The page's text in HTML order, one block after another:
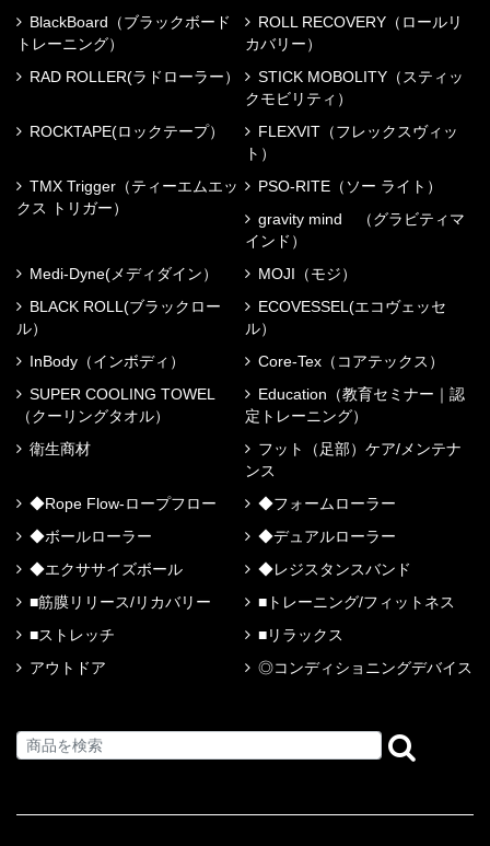
BlackBoard（ブラックボード
トレーニング）
ROLL RECOVERY（ロールリ
カバリー）
RAD ROLLER(ラドローラー）
STICK MOBOLITY（スティッ
クモビリティ）
ROCKTAPE(ロックテープ）
FLEXVIT（フレックスヴィッ
ト）
TMX Trigger（ティーエムエッ
クス トリガー）
PSO-RITE（ソー ライト）
gravity mind （グラビティマ
インド）
Medi-Dyne(メディダイン）
MOJI（モジ）
BLACK ROLL(ブラックロー
ル）
ECOVESSEL(エコヴェッセ
ル）
InBody（インボディ）
Core-Tex（コアテックス）
SUPER COOLING TOWEL
（クーリングタオル）
Education（教育セミナー｜認
定トレーニング）
衛生商材
フット（足部）ケア/メンテナ
ンス
◆Rope Flow-ロープフロー
◆フォームローラー
◆ボールローラー
◆デュアルローラー
◆エクササイズボール
◆レジスタンスバンド
■筋膜リリース/リカバリー
■トレーニング/フィットネス
■ストレッチ
■リラックス
アウトドア
◎コンディショニングデバイス